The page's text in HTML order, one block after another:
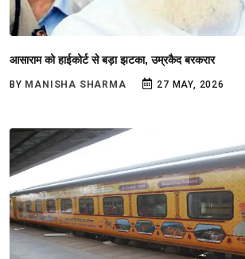
आसाराम को हाईकोर्ट से बड़ा झटका, उम्रकैद बरकरार
BY MANISHA SHARMA 27 MAY, 2026